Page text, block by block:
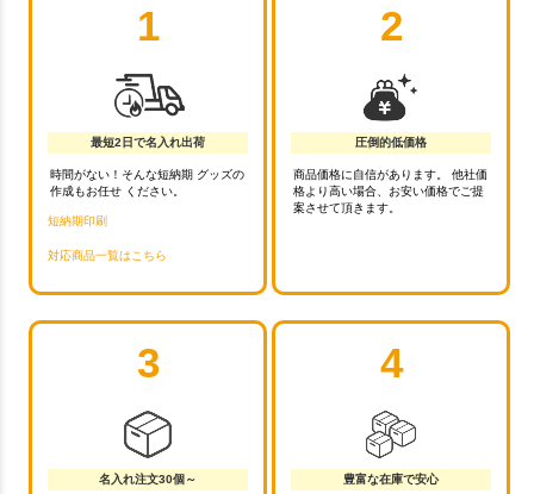
1
最短2日で名入れ出荷
時間がない！そんな短納期 グッズの
作成もお任せ ください。
短納期印刷
対応商品一覧はこちら
2
圧倒的低価格
商品価格に自信があります。 他社価
格より高い場合、お安い価格でご提
案させて頂きます。
3
名入れ注文30個～
4
豊富な在庫で安心